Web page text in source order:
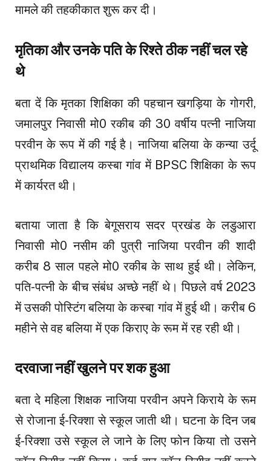
मामले की तहकीकात शुरू कर दी।
मृतिका और उनके पति के रिश्ते ठीक नहीं चल रहे
थे
बता दें कि मृतका शिक्षिका की पहचान खगड़िया के गोगरी,
जमालपुर निवासी मो0 रकीब की 30 वर्षीय पत्नी नाजिया
परवीन के रूप में की गई है। नाजिया बलिया के कन्या उर्दू
प्राथमिक विद्यालय कस्बा गांव में BPSC शिक्षिका के रूप
में कार्यरत थी।
बताया जाता है कि बेगूसराय सदर प्रखंड के लडुआरा
निवासी मो0 नसीम की पुत्री नाजिया परवीन की शादी
करीब 8 साल पहले मो0 रकीब के साथ हुई थी। लेकिन,
पति-पत्नी के बीच संबंध अच्छे नहीं थे। पिछले वर्ष 2023
में उसकी पोस्टिंग बलिया के कस्बा गांव में हुई थी। करीब 6
महीने से वह बलिया में एक किराए के रूम में रह रही थी।
दरवाजा नहीं खुलने पर शक हुआ
बता दे महिला शिक्षक नाजिया परवीन अपने किराये के रूम
से रोजाना ई-रिक्शा से स्कूल जाती थी। घटना के दिन जब
ई-रिक्शा उसे स्कूल ले जाने के लिए फोन किया तो उसने